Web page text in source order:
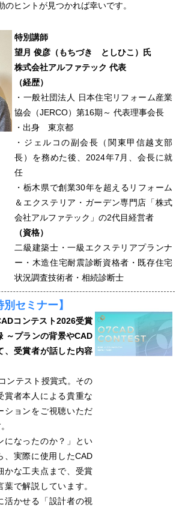
のヒントが見つかれば幸いです。
特別講師
望月 俊彦（もちづき としひこ）氏
株式会社アルファテック 代表
（経歴）
・一般社団法人 日本住宅リフォーム産業
協会（JERCO）第16期～ 代表理事会長
・出身 東京都
・ジェルコの副会長（関東甲信越支部
長）を務めた後、2024年7月、会長に就
任
・栃木県で創業30年を超えるリフォーム
＆エクステリア・ガーデン専門店「株式
会社アルファテック」の2代目経営者
（資格）
二級建築士・一級エクステリアプランナ
ー・木造住宅耐震診断資格者・既存住宅
状況調査技術者・相続診断士
セミナー】
コンテスト2026受賞
～プランの背景やCAD
、受賞者が話した内容
ンテスト授賞式。その
賞者本人による貴重な
ションをご視聴いただ
になったのか？」とい
、実際に使用したCAD
かな工夫点まで、受賞
で解説しています。
活かせる「設計者の視